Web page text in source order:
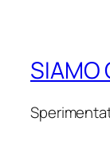
SIAMO